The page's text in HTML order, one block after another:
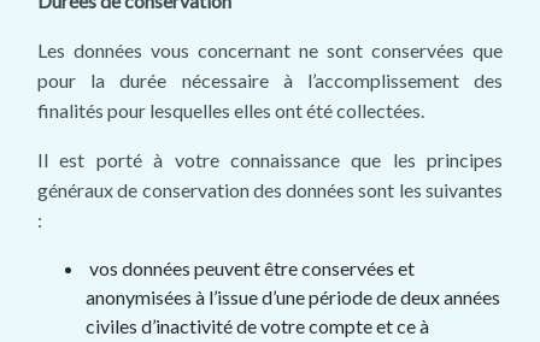
Les données vous concernant ne sont conservées que
pour la durée nécessaire à l’accomplissement des
finalités pour lesquelles elles ont été collectées.
Il est porté à votre connaissance que les principes
généraux de conservation des données sont les suivantes
:
vos données peuvent être conservées et
anonymisées à l’issue d’une période de deux années
civiles d’inactivité de votre compte et ce à